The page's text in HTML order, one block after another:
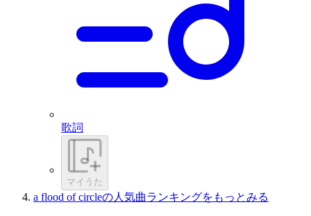
歌詞
マイうた
a flood of circleの人気曲ランキングをもっとみる